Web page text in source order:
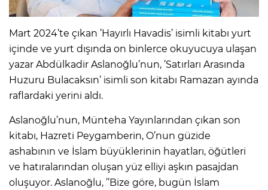
Mart 2024’te çıkan ’Hayırlı Havadis’ isimli kitabı yurt
içinde ve yurt dışında on binlerce okuyucuya ulaşan
yazar Abdülkadir Aslanoğlu’nun, ’Satırları Arasında
Huzuru Bulacaksın’ isimli son kitabı Ramazan ayında
raflardaki yerini aldı.
Aslanoğlu’nun, Münteha Yayınlarından çıkan son
kitabı, Hazreti Peygamberin, O’nun güzide
ashabının ve İslam büyüklerinin hayatları, öğütleri
ve hatıralarından oluşan yüz elliyi aşkın pasajdan
oluşuyor. Aslanoğlu, ’’Bize göre, bugün İslam